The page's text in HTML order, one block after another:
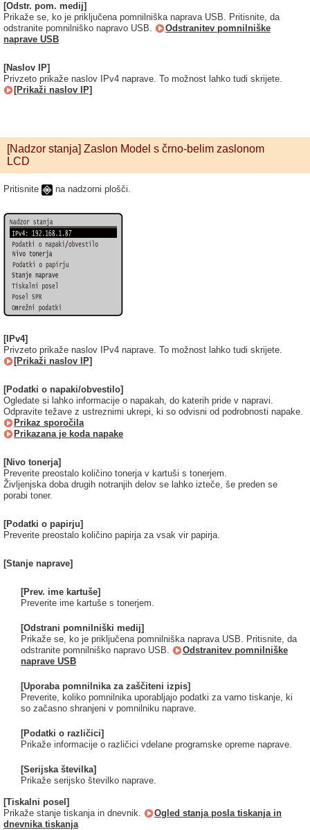
[Odstr. pom. medij]
Prikaže se, ko je priključena pomnilniška naprava USB. Pritisnite, da
odstranite pomnilniško napravo USB.
Odstranitev pomnilniške
naprave USB
[Naslov IP]
Privzeto prikaže naslov IPv4 naprave. To možnost lahko tudi skrijete.
[Prikaži naslov IP]
[Nadzor stanja] Zaslon Model s črno-belim zaslonom
LCD
Pritisnite na nadzorni plošči.
[IPv4]
Privzeto prikaže naslov IPv4 naprave. To možnost lahko tudi skrijete.
[Prikaži naslov IP]
[Podatki o napaki/obvestilo]
Ogledate si lahko informacije o napakah, do katerih pride v napravi.
Odpravite težave z ustreznimi ukrepi, ki so odvisni od podrobnosti napake.
Prikaz sporočila
Prikazana je koda napake
[Nivo tonerja]
Preverite preostalo količino tonerja v kartuši s tonerjem.
Življenjska doba drugih notranjih delov se lahko izteče, še preden se
porabi toner.
[Podatki o papirju]
Preverite preostalo količino papirja za vsak vir papirja.
[Stanje naprave]
[Prev. ime kartuše]
Preverite ime kartuše s tonerjem.
[Odstrani pomnilniški medij]
Prikaže se, ko je priključena pomnilniška naprava USB. Pritisnite, da
odstranite pomnilniško napravo USB.
Odstranitev pomnilniške
naprave USB
[Uporaba pomnilnika za zaščiteni izpis]
Preverite, koliko pomnilnika uporabljajo podatki za varno tiskanje, ki
so začasno shranjeni v pomnilniku naprave.
[Podatki o različici]
Prikaže informacije o različici vdelane programske opreme naprave.
[Serijska številka]
Prikaže serijsko številko naprave.
[Tiskalni posel]
Prikaže stanje tiskanja in dnevnik.
Ogled stanja posla tiskanja in
dnevnika tiskanja